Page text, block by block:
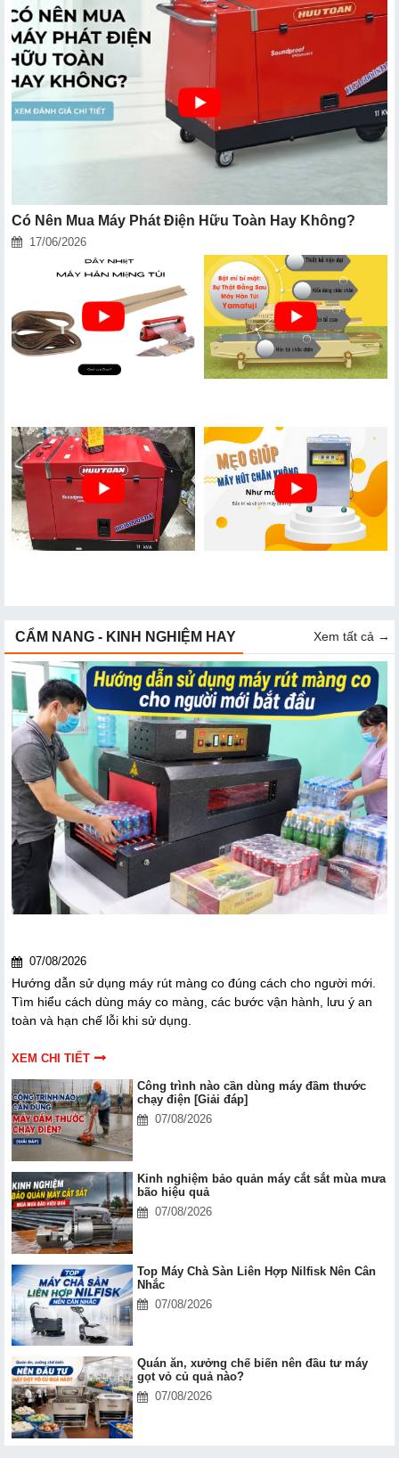
Có Nên Mua Máy Phát Điện Hữu Toàn Hay Không?
17/06/2026
CẨM NANG - KINH NGHIỆM HAY Xem tất cả →
07/08/2026
Hướng dẫn sử dụng máy rút màng co đúng cách cho người mới.
Tìm hiểu cách dùng máy co màng, các bước vận hành, lưu ý an
toàn và hạn chế lỗi khi sử dụng.
XEM CHI TIẾT
Công trình nào cần dùng máy đầm thước
chạy điện [Giải đáp]
07/08/2026
Kinh nghiệm bảo quản máy cắt sắt mùa mưa
bão hiệu quả
07/08/2026
Top Máy Chà Sàn Liên Hợp Nilfisk Nên Cân
Nhắc
07/08/2026
Quán ăn, xưởng chế biến nên đầu tư máy
gọt vỏ củ quả nào?
07/08/2026